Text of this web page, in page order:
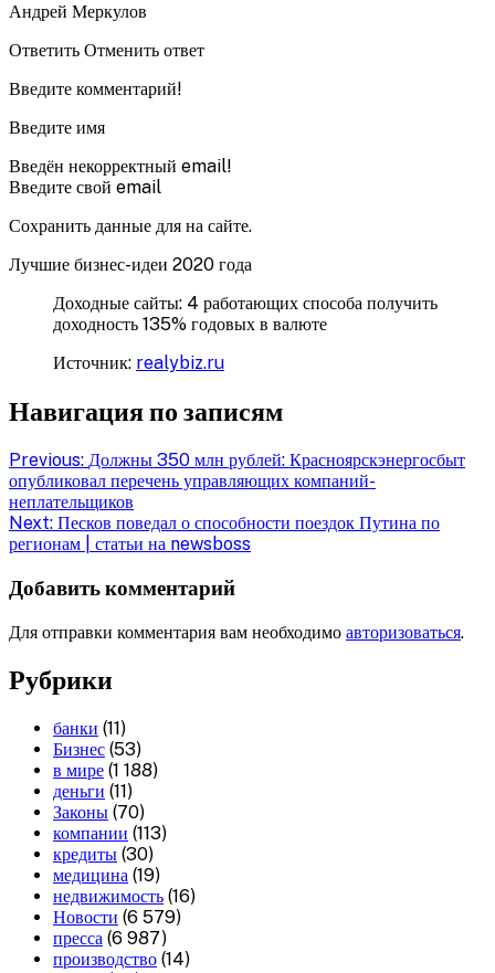
Андрей Меркулов
Ответить Отменить ответ
Введите комментарий!
Введите имя
Введён некорректный email!
Введите свой email
Сохранить данные для на сайте.
Лучшие бизнес-идеи 2020 года
Доходные сайты: 4 работающих способа получить
доходность 135% годовых в валюте
Источник: realybiz.ru
Навигация по записям
Previous: Должны 350 млн рублей: Красноярскэнергосбыт
опубликовал перечень управляющих компаний-
неплательщиков
Next: Песков поведал о способности поездок Путина по
регионам | статьи на newsboss
Добавить комментарий
Для отправки комментария вам необходимо авторизоваться.
Рубрики
банки (11)
Бизнес (53)
в мире (1 188)
деньги (11)
Законы (70)
компании (113)
кредиты (30)
медицина (19)
недвижимость (16)
Новости (6 579)
пресса (6 987)
производство (14)